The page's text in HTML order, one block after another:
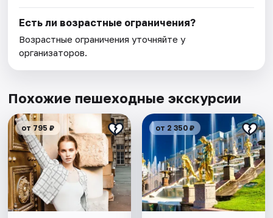
Есть ли возрастные ограничения?
Возрастные ограничения уточняйте у
организаторов.
Похожие пешеходные экскурсии
от 795 ₽ от 2 350 ₽